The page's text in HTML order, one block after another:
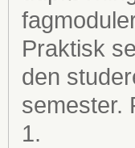
Praktisk
den
semester.
1.